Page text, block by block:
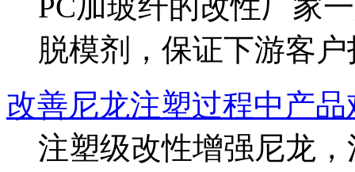
脱模剂，保证下游客户
改善尼龙注塑过程中产
注塑级改性增强尼龙